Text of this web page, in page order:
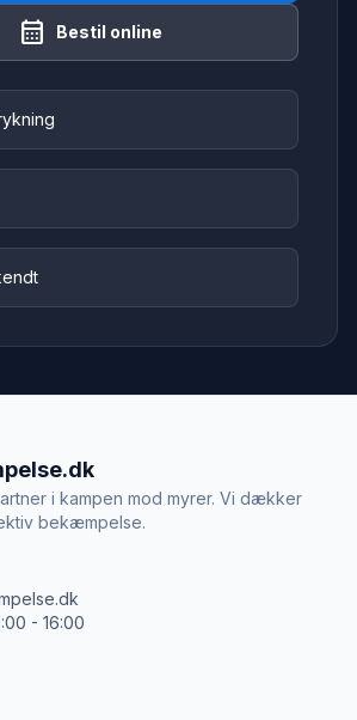
calendar_month Bestil online
i kampen mod myrer. Vi dækker
bekæmpelse.
- 16:00